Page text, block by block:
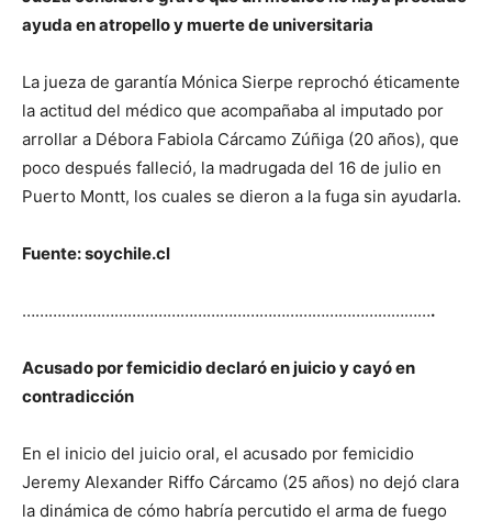
ayuda en atropello y muerte de universitaria
La jueza de garantía Mónica Sierpe reprochó éticamente
la actitud del médico que acompañaba al imputado por
arrollar a Débora Fabiola Cárcamo Zúñiga (20 años), que
poco después falleció, la madrugada del 16 de julio en
Puerto Montt, los cuales se dieron a la fuga sin ayudarla.
Fuente: soychile.cl
………………………………………………………………………………….
Acusado por femicidio declaró en juicio y cayó en
contradicción
En el inicio del juicio oral, el acusado por femicidio
Jeremy Alexander Riffo Cárcamo (25 años) no dejó clara
la dinámica de cómo habría percutido el arma de fuego